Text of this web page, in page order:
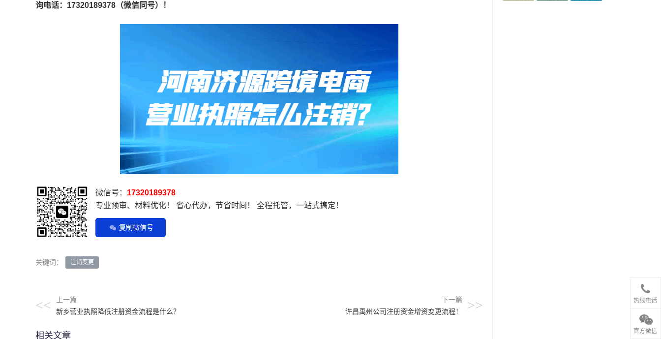
询电话：17320189378（微信同号）！
微信号： 17320189378
专业预审、材料优化！ 省心代办，节省时间！ 全程托管，一站式搞定！
复制微信号
关键词： 注销变更
<<
上一篇
新乡营业执照降低注册资金流程是什么？
下一篇
许昌禹州公司注册资金增资变更流程！
>>
相关文章
热线电话
官方微信